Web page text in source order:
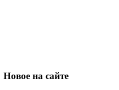
Новое на сайте